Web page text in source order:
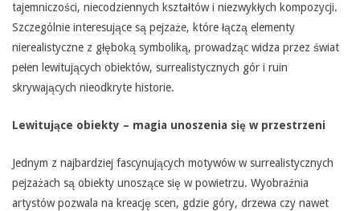
tajemniczości, niecodziennych kształtów i niezwykłych kompozycji.
Szczególnie interesujące są pejzaże, które łączą elementy
nierealistyczne z głęboką symboliką, prowadząc widza przez świat
pełen lewitujących obiektów, surrealistycznych gór i ruin
skrywających nieodkryte historie.
Lewitujące obiekty – magia unoszenia się w przestrzeni
Jednym z najbardziej fascynujących motywów w surrealistycznych
pejzażach są obiekty unoszące się w powietrzu. Wyobraźnia
artystów pozwala na kreację scen, gdzie góry, drzewa czy nawet